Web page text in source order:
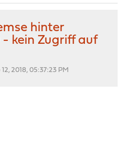
hinter
- kein Zugriff auf
2018, 05:37:23 PM